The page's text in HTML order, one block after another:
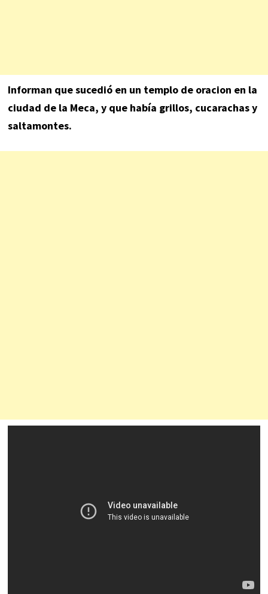
Informan que sucedió en un templo de oracion en la
ciudad de la Meca, y que había grillos, cucarachas y
saltamontes.